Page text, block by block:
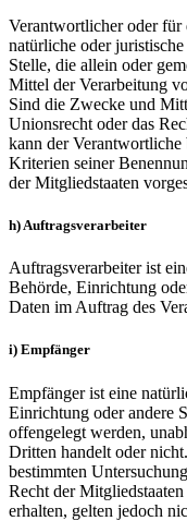
Verantwortlicher oder
natürliche oder
Stelle, die allein oder
Mittel der Verarbeitung
Sind die Zwecke und
Unionsrecht oder das
kann der Verantwortliche
Kriterien seiner
der Mitgliedstaaten
h) Auftragsverarbeiter
Auftragsverarbeiter ist
Behörde, Einrichtung
Daten im Auftrag des
i) Empfänger
Empfänger ist eine
Einrichtung oder andere
offengelegt werden,
Dritten handelt oder
bestimmten
Recht der
erhalten, gelten jedoch